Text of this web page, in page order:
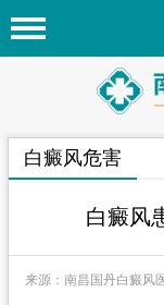
首页
医院新闻
专家团队
先进技术
白癜风危害
白癜风
来源：南昌国丹白癜风